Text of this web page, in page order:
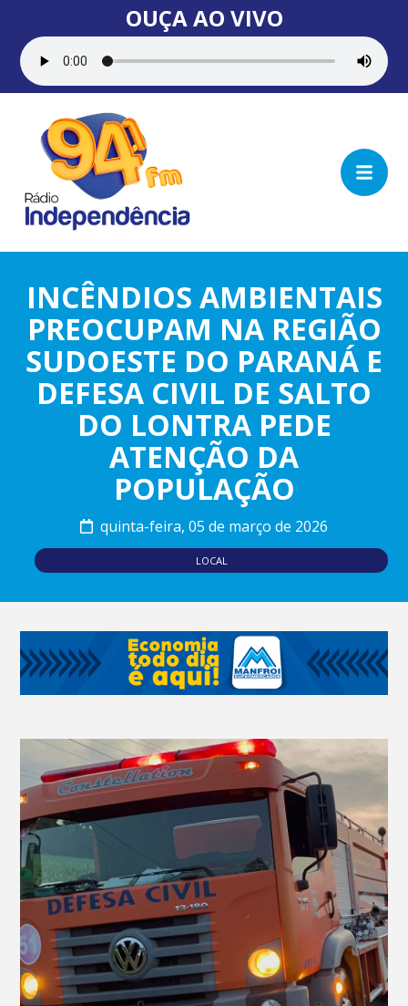
OUÇA AO VIVO
INCÊNDIOS AMBIENTAIS
PREOCUPAM NA REGIÃO
SUDOESTE DO PARANÁ E
DEFESA CIVIL DE SALTO
DO LONTRA PEDE
ATENÇÃO DA
POPULAÇÃO
quinta-feira, 05 de março de 2026
LOCAL